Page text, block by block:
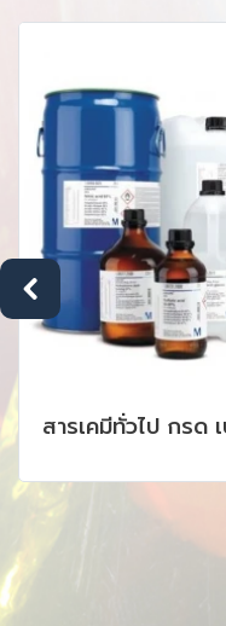
สารเคมีทั่วไป กรด